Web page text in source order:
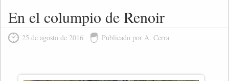
En el columpio de Renoir
25 de agosto de 2016 Publicado por A. Cerra